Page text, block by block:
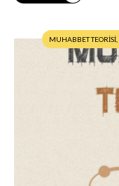
MUHABBET TEORİSİ